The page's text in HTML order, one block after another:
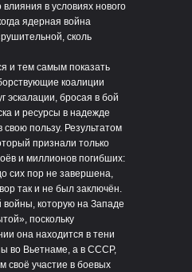
в условиях нового
ядерная война
сколь
и тем самым показать
коалиции
эскалации, бросая в бой
и ресурсы в надежде
пользу. Результатом
признали только
и миллионов погибших:
сих пор не завершена,
так и не был заключён.
войны, которую на Западе
поскольку
она находится в тени
во Вьетнаме, а в СССР,
участие в боевых